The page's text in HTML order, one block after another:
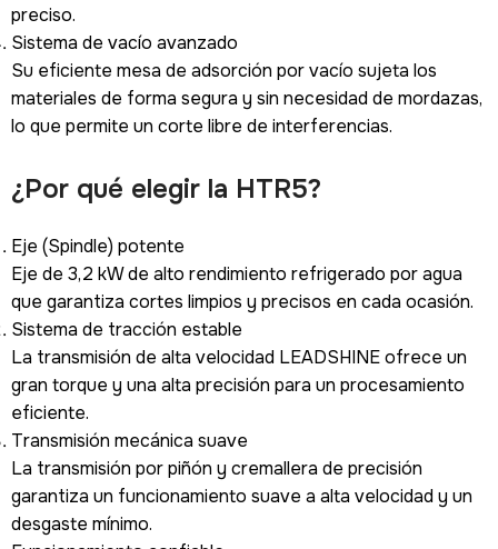
preciso.
Sistema de vacío avanzado
Su eficiente mesa de adsorción por vacío sujeta los
materiales de forma segura y sin necesidad de mordazas,
lo que permite un corte libre de interferencias.
¿Por qué elegir la HTR5?
Eje (Spindle) potente
Eje de 3,2 kW de alto rendimiento refrigerado por agua
que garantiza cortes limpios y precisos en cada ocasión.
Sistema de tracción estable
La transmisión de alta velocidad LEADSHINE ofrece un
gran torque y una alta precisión para un procesamiento
eficiente.
Transmisión mecánica suave
La transmisión por piñón y cremallera de precisión
garantiza un funcionamiento suave a alta velocidad y un
desgaste mínimo.